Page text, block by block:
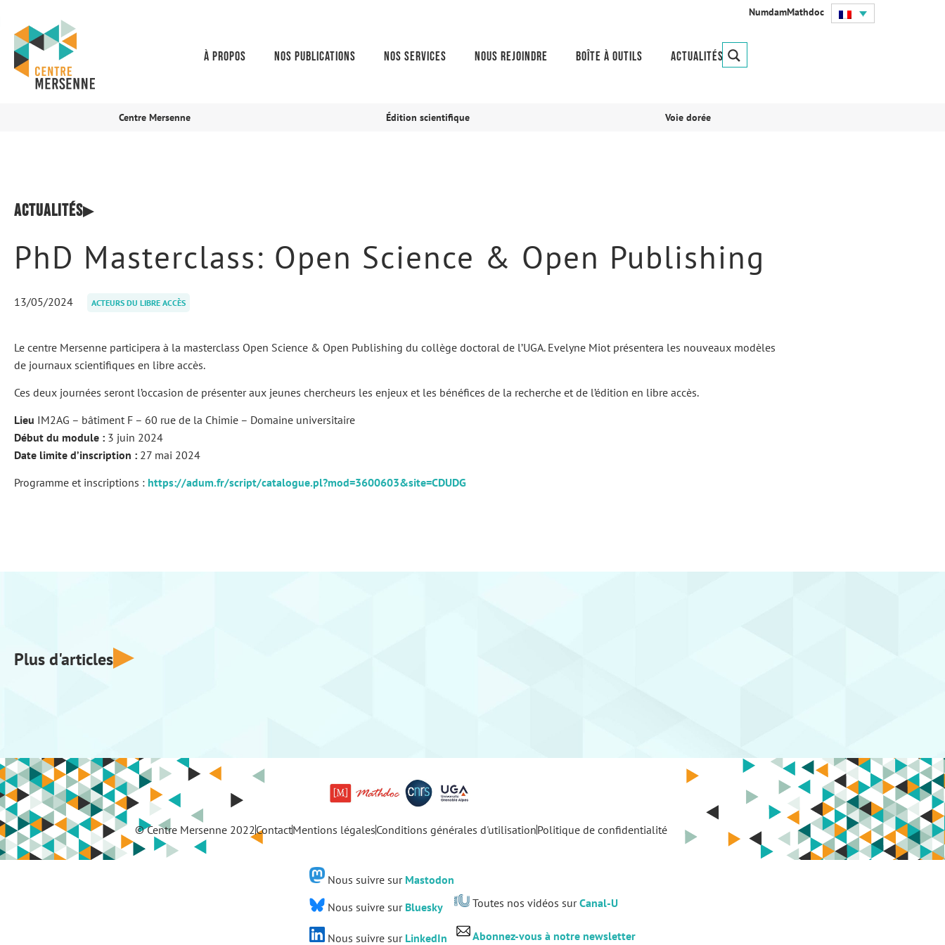
NumdamMathdoc
À propos Nos publications Nos services Nous rejoindre Boîte à outils Actualités
Centre Mersenne Édition scientifique Voie dorée
Actualités
PhD Masterclass: Open Science & Open Publishing
13/05/2024 ACTEURS DU LIBRE ACCÈS
Le centre Mersenne participera à la masterclass Open Science & Open Publishing du collège doctoral de l’UGA. Evelyne Miot présentera les nouveaux modèles
de journaux scientifiques en libre accès.
Ces deux journées seront l’occasion de présenter aux jeunes chercheurs les enjeux et les bénéfices de la recherche et de l’édition en libre accès.
Lieu IM2AG – bâtiment F – 60 rue de la Chimie – Domaine universitaire
Début du module : 3 juin 2024
Date limite d’inscription : 27 mai 2024
Programme et inscriptions : https://adum.fr/script/catalogue.pl?mod=3600603&site=CDUDG
Plus d'articles
© Centre Mersenne 2022ContactMentions légalesConditions générales d'utilisationPolitique de confidentialité
Nous suivre sur Mastodon
Nous suivre sur Bluesky
Nous suivre sur LinkedIn
Toutes nos vidéos surCanal-U
Abonnez-vous à notre newsletter